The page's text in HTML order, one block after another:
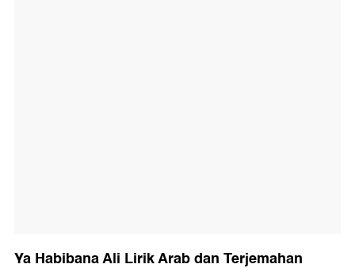
Ya Habibana Ali Lirik Arab dan Terjemahan